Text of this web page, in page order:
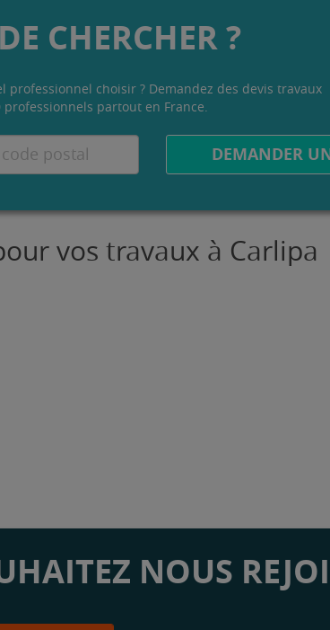
CHERCHER ?
professionnel choisir ? Demandez des devis travaux
partout en France.
DEMANDER
vos travaux à Carlipa
NOUS